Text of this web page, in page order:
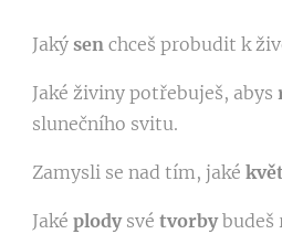
Jaký sen chceš probudit k
Jaké živiny potřebuješ, abys
slunečního svitu.
Zamysli se nad tím, jaké
Jaké plody své tvorbybudeš